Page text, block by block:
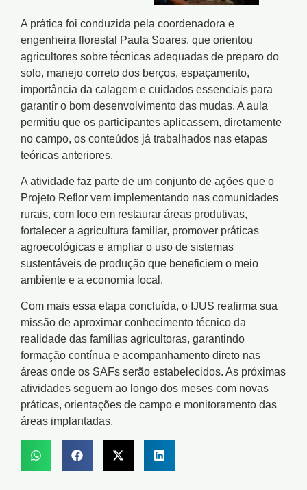
A prática foi conduzida pela coordenadora e
engenheira florestal Paula Soares, que orientou
agricultores sobre técnicas adequadas de preparo do
solo, manejo correto dos berços, espaçamento,
importância da calagem e cuidados essenciais para
garantir o bom desenvolvimento das mudas. A aula
permitiu que os participantes aplicassem, diretamente
no campo, os conteúdos já trabalhados nas etapas
teóricas anteriores.
A atividade faz parte de um conjunto de ações que o
Projeto Reflor vem implementando nas comunidades
rurais, com foco em restaurar áreas produtivas,
fortalecer a agricultura familiar, promover práticas
agroecológicas e ampliar o uso de sistemas
sustentáveis de produção que beneficiem o meio
ambiente e a economia local.
Com mais essa etapa concluída, o IJUS reafirma sua
missão de aproximar conhecimento técnico da
realidade das famílias agricultoras, garantindo
formação contínua e acompanhamento direto nas
áreas onde os SAFs serão estabelecidos. As próximas
atividades seguem ao longo dos meses com novas
práticas, orientações de campo e monitoramento das
áreas implantadas.